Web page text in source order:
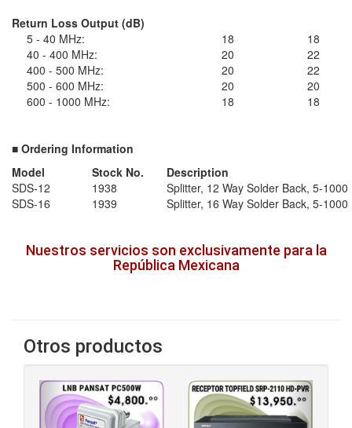
Return Loss Output (dB)
5 - 40 MHz:
18
18
40 - 400 MHz:
20
22
400 - 500 MHz:
20
22
500 - 600 MHz:
20
20
600 - 1000 MHz:
18 18
■ Ordering Information
Model
Stock No.
Description
SDS-12
1938
Splitter, 12 Way Solder Back, 5-1000
SDS-16
1939 Splitter, 16 Way Solder Back, 5-1000
Nuestros servicios son exclusivamente para la
República Mexicana
Otros productos